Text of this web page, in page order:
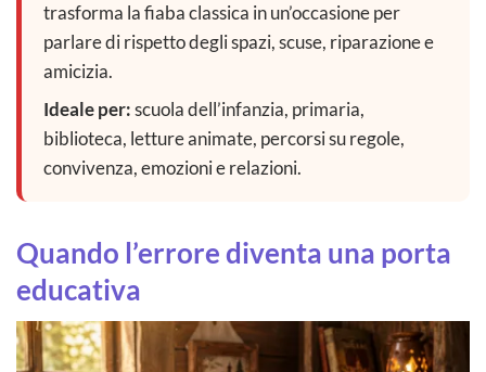
trasforma la fiaba classica in un’occasione per
parlare di rispetto degli spazi, scuse, riparazione e
amicizia.
Ideale per:scuola dell’infanzia, primaria,
biblioteca, letture animate, percorsi su regole,
convivenza, emozioni e relazioni.
Quando l’errore diventa una porta
educativa